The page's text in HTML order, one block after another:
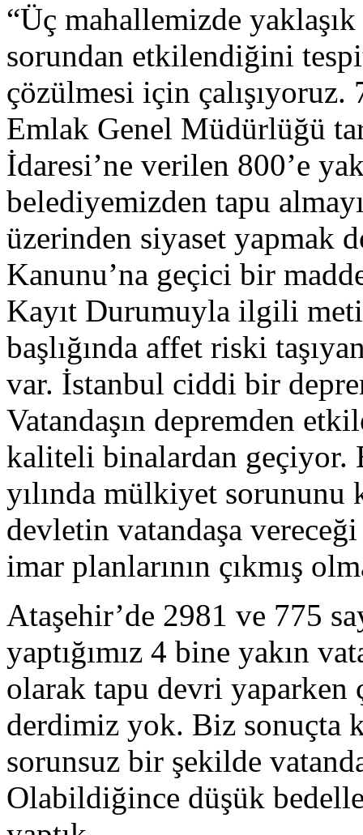
“Üç mahallemizde yaklaşık
sorundan etkilendiğini
çözülmesi için çalışıyoruz.
Emlak Genel Müdürlüğü
İdaresi’ne verilen 800’e
belediyemizden tapu
üzerinden siyaset yapmak
Kanunu’na geçici bir
Kayıt Durumuyla ilgili
başlığında affet riski
var. İstanbul ciddi bir
Vatandaşın depremden
kaliteli binalardan geçiyor.
yılında mülkiyet
devletin vatandaşa
imar planlarının çıkmış
Ataşehir’de 2981 ve 775
yaptığımız 4 bine yakın
olarak tapu devri
derdimiz yok. Biz sonuçta
sorunsuz bir şekilde
Olabildiğince düşük